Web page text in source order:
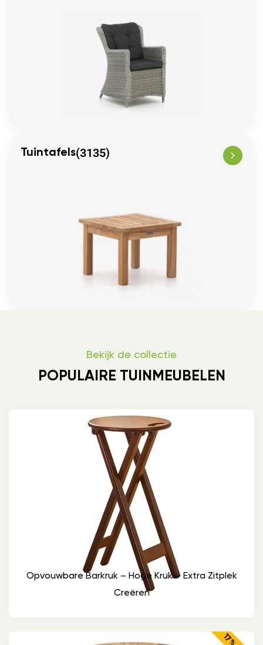
Tuintafels(3135)
Bekijk de collectie
POPULAIRE TUINMEUBELEN
Opvouwbare Barkruk – Hoge Kruk – Extra Zitplek
Creëren